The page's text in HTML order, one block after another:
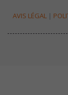
AVIS LÉGAL |